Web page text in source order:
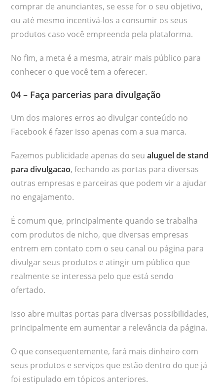
comprar de anunciantes, se esse for o seu objetivo,
ou até mesmo incentivá-los a consumir os seus
produtos caso você empreenda pela plataforma.
No fim, a meta é a mesma, atrair mais público para
conhecer o que você tem a oferecer.
04 – Faça parcerias para divulgação
Um dos maiores erros ao divulgar conteúdo no
Facebook é fazer isso apenas com a sua marca.
Fazemos publicidade apenas do seualuguel de stand
para divulgacao, fechando as portas para diversas
outras empresas e parceiras que podem vir a ajudar
no engajamento.
É comum que, principalmente quando se trabalha
com produtos de nicho, que diversas empresas
entrem em contato com o seu canal ou página para
divulgar seus produtos e atingir um público que
realmente se interessa pelo que está sendo
ofertado.
Isso abre muitas portas para diversas possibilidades,
principalmente em aumentar a relevância da página.
O que consequentemente, fará mais dinheiro com
seus produtos e serviços que estão dentro do que já
foi estipulado em tópicos anteriores.